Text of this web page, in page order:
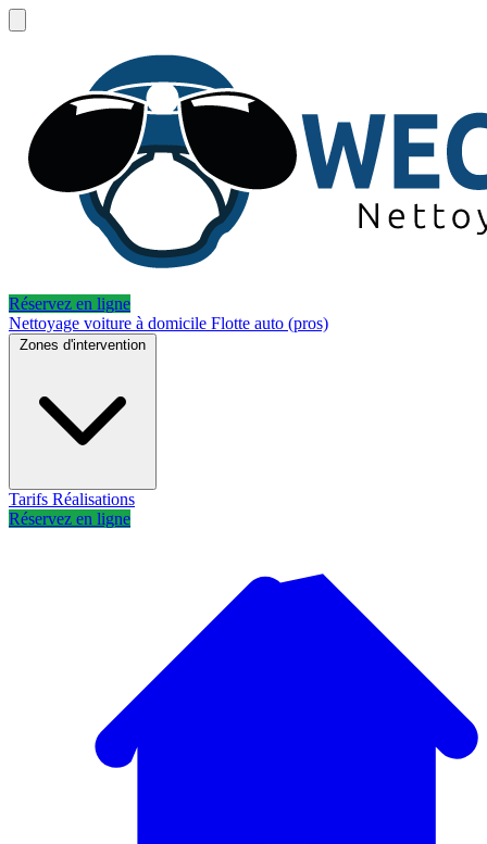
Réservez en ligne
Nettoyage voiture à domicile Flotte auto (pros)
Zones d'intervention
Tarifs Réalisations
Réservez en ligne